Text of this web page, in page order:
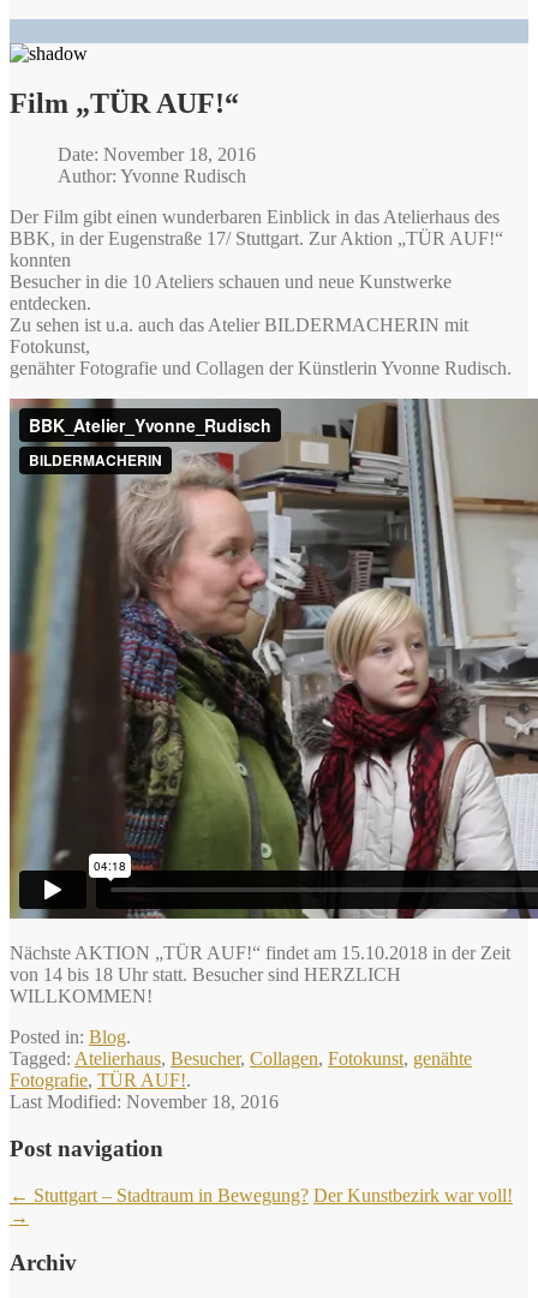
Film „TÜR AUF!“
Date: November 18, 2016
Author: Yvonne Rudisch
Der Film gibt einen wunderbaren Einblick in das Atelierhaus des
BBK, in der Eugenstraße 17/ Stuttgart. Zur Aktion „TÜR AUF!“
konnten
Besucher in die 10 Ateliers schauen und neue Kunstwerke
entdecken.
Zu sehen ist u.a. auch das Atelier BILDERMACHERIN mit
Fotokunst,
genähter Fotografie und Collagen der Künstlerin Yvonne Rudisch.
Nächste AKTION „TÜR AUF!“ findet am 15.10.2018 in der Zeit
von 14 bis 18 Uhr statt. Besucher sind HERZLICH
WILLKOMMEN!
Posted in: Blog.
Tagged: Atelierhaus, Besucher, Collagen, Fotokunst, genähte
Fotografie, TÜR AUF!.
Last Modified: November 18, 2016
Post navigation
← Stuttgart – Stadtraum in Bewegung? Der Kunstbezirk war voll!
→
Archiv